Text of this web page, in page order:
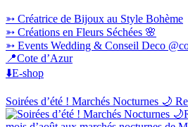
➳ Créatrice de Bijoux au Style Bohème
➳ Créations en Fleurs Séchées 🌸
➳ Events Wedding & Conseil Deco
📍Cote d’Azur
⬇️E-shop
Soirées d’été ! Marchés Nocturnes 🌙